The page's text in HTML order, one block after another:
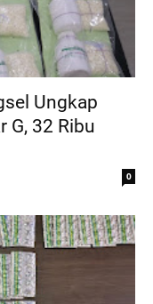
Ungkap
G, 32 Ribu
0